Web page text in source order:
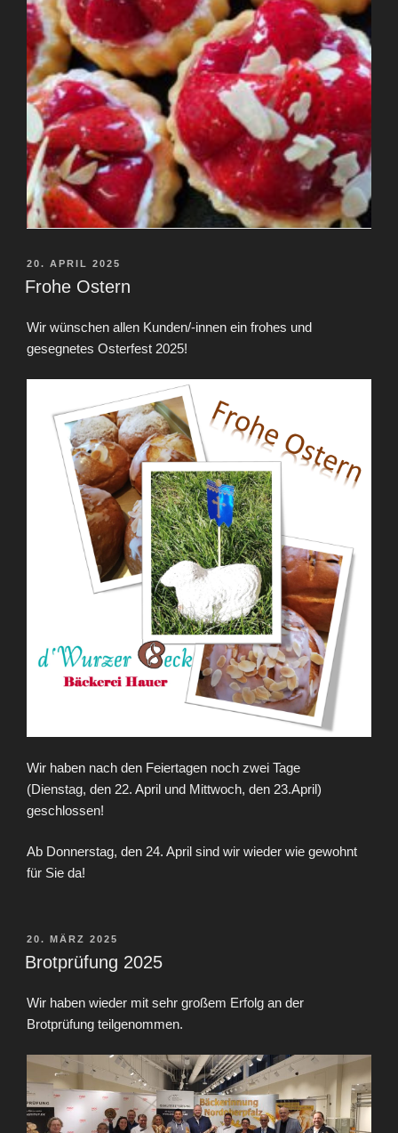
VERÖFFENTLICHT
AM
20. APRIL 2025
Frohe Ostern
Wir wünschen allen Kunden/-innen ein frohes und
gesegnetes Osterfest 2025!
Wir haben nach den Feiertagen noch zwei Tage
(Dienstag, den 22. April und Mittwoch, den 23.April)
geschlossen!
Ab Donnerstag, den 24. April sind wir wieder wie gewohnt
für Sie da!
VERÖFFENTLICHT
AM
20. MÄRZ 2025
Brotprüfung 2025
Wir haben wieder mit sehr großem Erfolg an der
Brotprüfung teilgenommen.